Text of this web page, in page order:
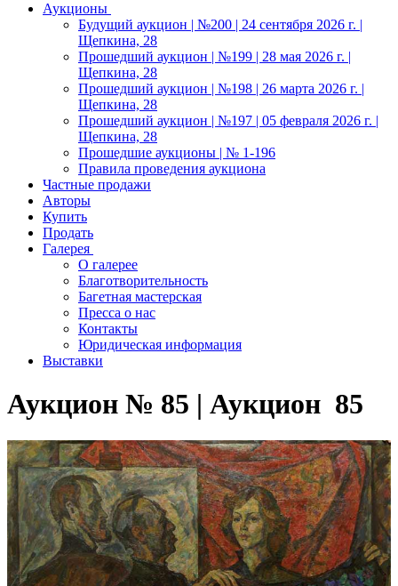
Аукционы
Будущий аукцион | №200 | 24 сентября 2026 г. |
Щепкина, 28
Прошедший аукцион | №199 | 28 мая 2026 г. |
Щепкина, 28
Прошедший аукцион | №198 | 26 марта 2026 г. |
Щепкина, 28
Прошедший аукцион | №197 | 05 февраля 2026 г. |
Щепкина, 28
Прошедшие аукционы | № 1-196
Правила проведения аукциона
Частные продажи
Авторы
Купить
Продать
Галерея
О галерее
Благотворительность
Багетная мастерская
Пресса о нас
Контакты
Юридическая информация
Выставки
Аукцион № 85 | Аукцион 85